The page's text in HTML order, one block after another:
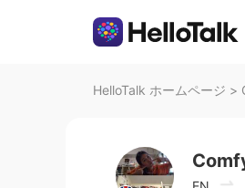
HelloTalk ホームページ >